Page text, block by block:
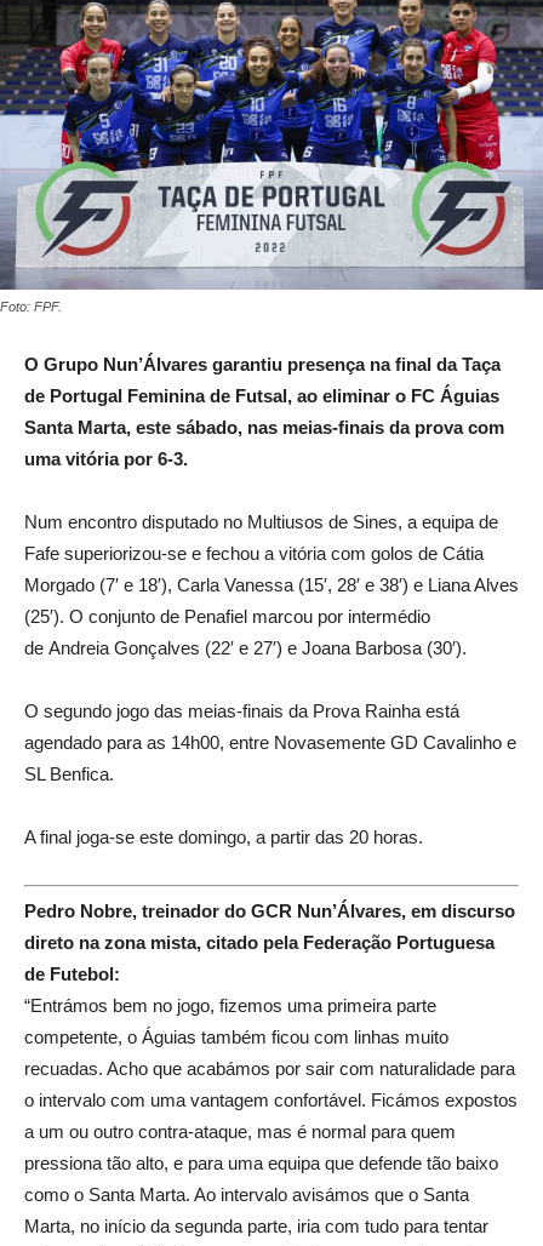
Foto: FPF.
O Grupo Nun’Álvares garantiu presença na final da Taça
de Portugal Feminina de Futsal, ao eliminar o FC Águias
Santa Marta, este sábado, nas meias-finais da prova com
uma vitória por 6-3.
Num encontro disputado no Multiusos de Sines, a equipa de
Fafe superiorizou-se e fechou a vitória com golos de Cátia
Morgado (7′ e 18′), Carla Vanessa (15′, 28′ e 38′) e Liana Alves
(25′). O conjunto de Penafiel marcou por intermédio
de Andreia Gonçalves (22′ e 27′) e Joana Barbosa (30′).
O segundo jogo das meias-finais da Prova Rainha está
agendado para as 14h00, entre Novasemente GD Cavalinho e
SL Benfica.
A final joga-se este domingo, a partir das 20 horas.
Pedro Nobre, treinador do GCR Nun’Álvares, em discurso
direto na zona mista, citado pela Federação Portuguesa
de Futebol:
“Entrámos bem no jogo, fizemos uma primeira parte
competente, o Águias também ficou com linhas muito
recuadas. Acho que acabámos por sair com naturalidade para
o intervalo com uma vantagem confortável. Ficámos expostos
a um ou outro contra-ataque, mas é normal para quem
pressiona tão alto, e para uma equipa que defende tão baixo
como o Santa Marta. Ao intervalo avisámos que o Santa
Marta, no início da segunda parte, iria com tudo para tentar